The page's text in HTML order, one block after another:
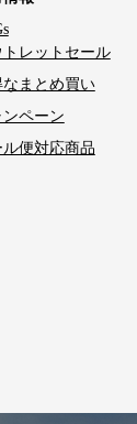
トレットセール
なまとめ買い
ンペーン
ル便対応商品